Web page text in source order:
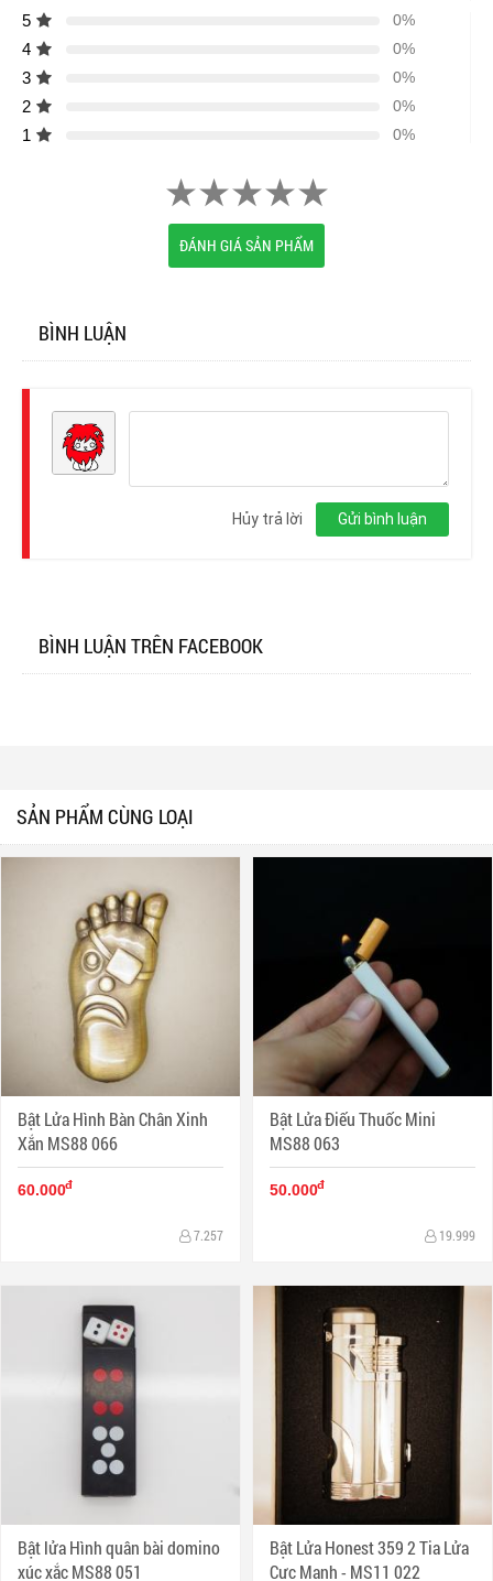
5 0%
4 0%
3 0%
2 0%
1 0%
ĐÁNH GIÁ SẢN PHẨM
BÌNH LUẬN
Gửi bình luận
Hủy trả lời
BÌNH LUẬN TRÊN FACEBOOK
SẢN PHẨM CÙNG LOẠI
Bật Lửa Hình Bàn Chân Xinh
Xắn MS88 066
60.000đ
7.257
Bật Lửa Điếu Thuốc Mini
MS88 063
50.000đ
19.999
Bật lửa Hình quân bài domino
xúc xắc MS88 051
Bật Lửa Honest 359 2 Tia Lửa
Cực Mạnh - MS11 022